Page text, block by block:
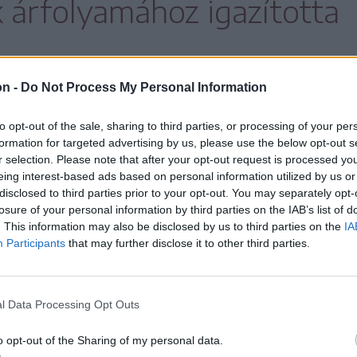
- Do Not Process My Personal Information
opt-out of the sale, sharing to third parties, or processing of your
for targeted advertising by us, please use the below opt-out
selection. Please note that after your opt-out request is processed
interest-based ads based on personal information utilized by us
to third parties prior to your opt-out. You may separately
of your personal information by third parties on the IAB’s list of
This information may also be disclosed by us to third parties on the
Participants that may further disclose it to other third parties.
Data Processing Opt Outs
opt-out of the Sharing of my personal data.
árfolyamához igazította
kamatok átlagaként kiszámolt
milliárd lej összegű bírságot szabott ki tíz
és az Európai Unió működéséről szóló
a ROBOR-t – közölte a CC. A határozat
30 napon belül a bukaresti
számít a román pénzpiacon, amely